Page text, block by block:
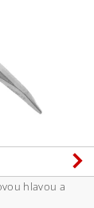
hlavou a